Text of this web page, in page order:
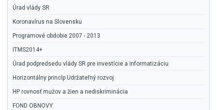
Úrad vlády SR
Koronavírus na Slovensku
Programové obdobie 2007 - 2013
ITMS2014+
Úrad podpredsedu vlády SR pre investície a informatizáciu
Horizontálny princíp Udržateľný rozvoj
HP rovnosť mužov a žien a nediskriminácia
FOND OBNOVY